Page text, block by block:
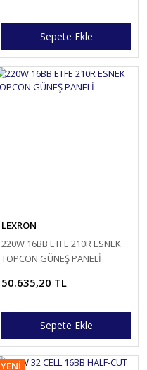
Sepete Ekle
LEXRON
220W 16BB ETFE 210R ESNEK
TOPCON GÜNEŞ PANELİ
50.635,20 TL
Sepete Ekle
YENİ